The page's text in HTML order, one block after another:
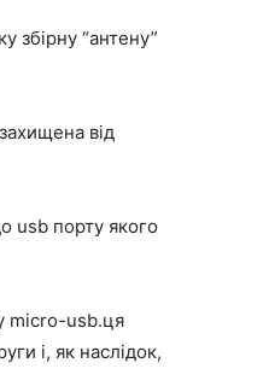
збірну “антену”
від
usb порту якого
micro-usb.ця
і, як наслідок,